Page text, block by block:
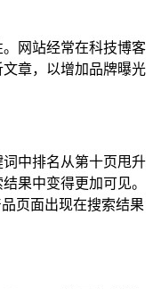
网站经常在科技博客
章，以增加品牌曝光
中排名从第十页甩升
果中变得更加可见。
页面出现在搜索结果